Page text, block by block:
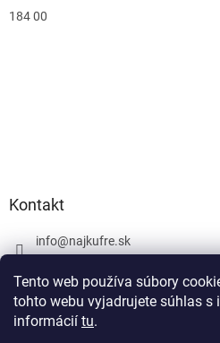
Tento web používa súbory
tohto webu vyjadrujete súhlas s
informácií tu.
184 00
Kontakt
info@najkufre.sk
Facebook